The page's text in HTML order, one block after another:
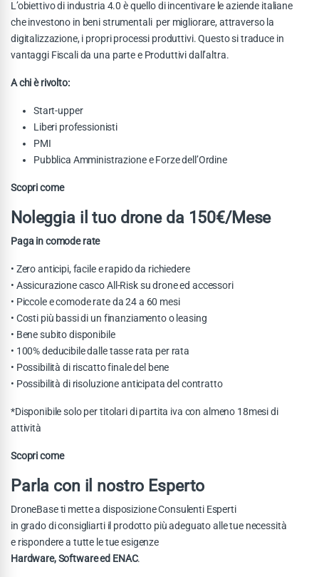
L’obiettivo di industria 4.0 è quello di incentivare le aziende italiane
che investono in beni strumentali per migliorare, attraverso la
digitalizzazione, i propri processi produttivi. Questo si traduce in
vantaggi Fiscali da una parte e Produttivi dall’altra.
A chi è rivolto:
Start-upper
Liberi professionisti
PMI
Pubblica Amministrazione e Forze dell’Ordine
Scopri come
Noleggia il tuo drone da 150€/Mese
Paga in comode rate
• Zero anticipi, facile e rapido da richiedere
• Assicurazione casco All-Risk su drone ed accessori
• Piccole e comode rate da 24 a 60 mesi
• Costi più bassi di un finanziamento o leasing
• Bene subito disponibile
• 100% deducibile dalle tasse rata per rata
• Possibilità di riscatto finale del bene
• Possibilità di risoluzione anticipata del contratto
*Disponibile solo per titolari di partita iva con almeno 18mesi di
attività
Scopri come
Parla con il nostro Esperto
DroneBase ti mette a disposizione Consulenti Esperti
in grado di consigliarti il prodotto più adeguato alle tue necessità
e rispondere a tutte le tue esigenze
Hardware, Software ed ENAC.